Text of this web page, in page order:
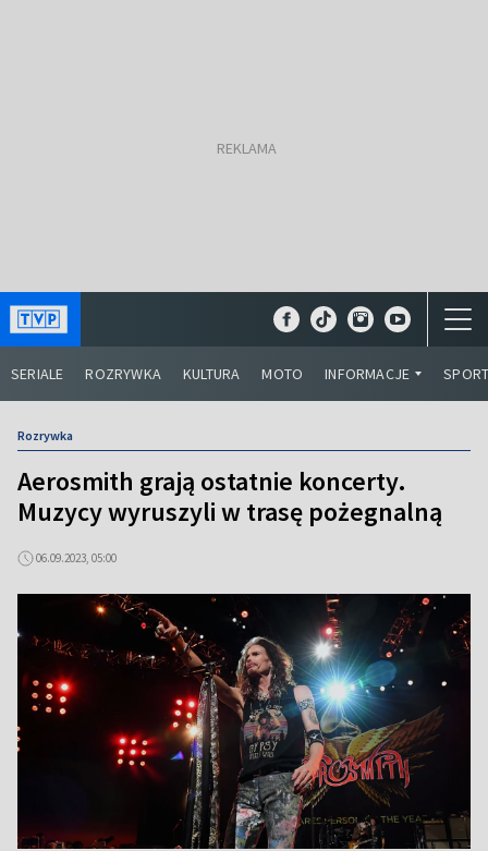
SERIALE ROZRYWKA KULTURA MOTO INFORMACJE
Rozrywka
Aerosmith grają ostatnie koncerty.
Muzycy wyruszyli w trasę pożegnalną
06.09.2023, 05:00